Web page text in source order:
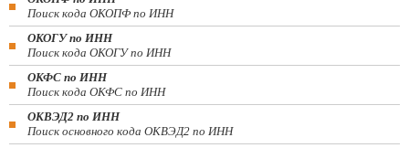
Поиск кода ОКОПФ по ИНН
ОКОГУ по ИНН
Поиск кода ОКОГУ по ИНН
ОКФС по ИНН
Поиск кода ОКФС по ИНН
ОКВЭД2 по ИНН
Поиск основного кода ОКВЭД2 по ИНН